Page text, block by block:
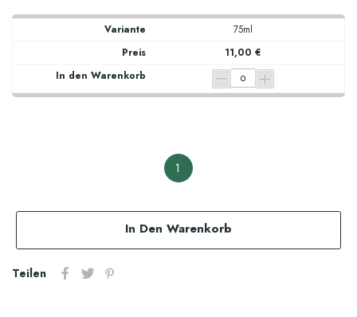
75ml
11,00 €
1
In Den Warenkorb
Teilen